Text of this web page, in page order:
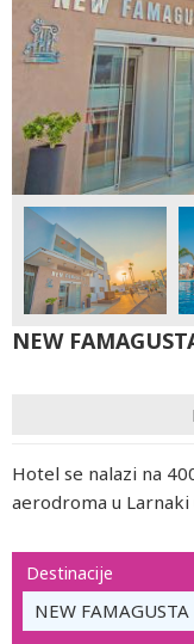
NEW
Hotel se nalazi na
aerodroma u
Destinacije
NEW